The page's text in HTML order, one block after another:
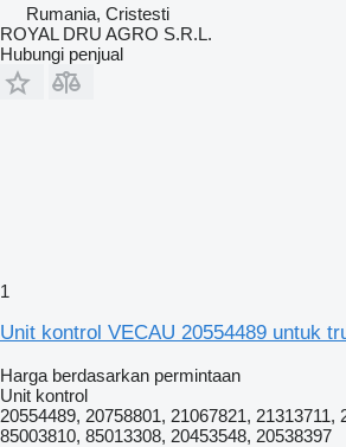
Rumania, Cristesti
ROYAL DRU AGRO S.R.L.
Hubungi penjual
1
Unit kontrol VECAU 20554489 untuk
Harga berdasarkan permintaan
Unit kontrol
20554489, 20758801, 21067821, 21313711,
85003810, 85013308, 20453548, 20538397